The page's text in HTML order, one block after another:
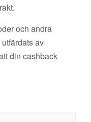
och andra
av
din cashback